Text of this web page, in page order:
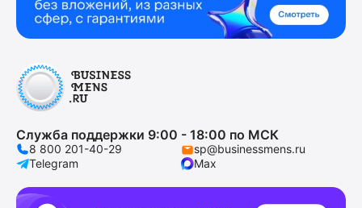
Служба поддержки 9:00 - 18:00 по МСК
8 800 201-40-29
sp@businessmens.ru
Telegram
Max